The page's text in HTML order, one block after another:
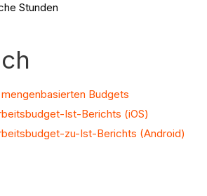
Stunden
Budgets
Ist-Berichts (iOS)
zu-Ist-Berichts (Android)